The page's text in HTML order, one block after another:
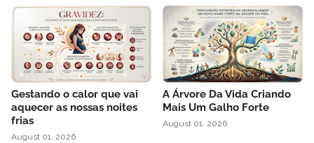
Gestando o calor que vai
aquecer as nossas noites
frias
August 01, 2026
A Árvore Da Vida Criando
Mais Um Galho Forte
August 01, 2026